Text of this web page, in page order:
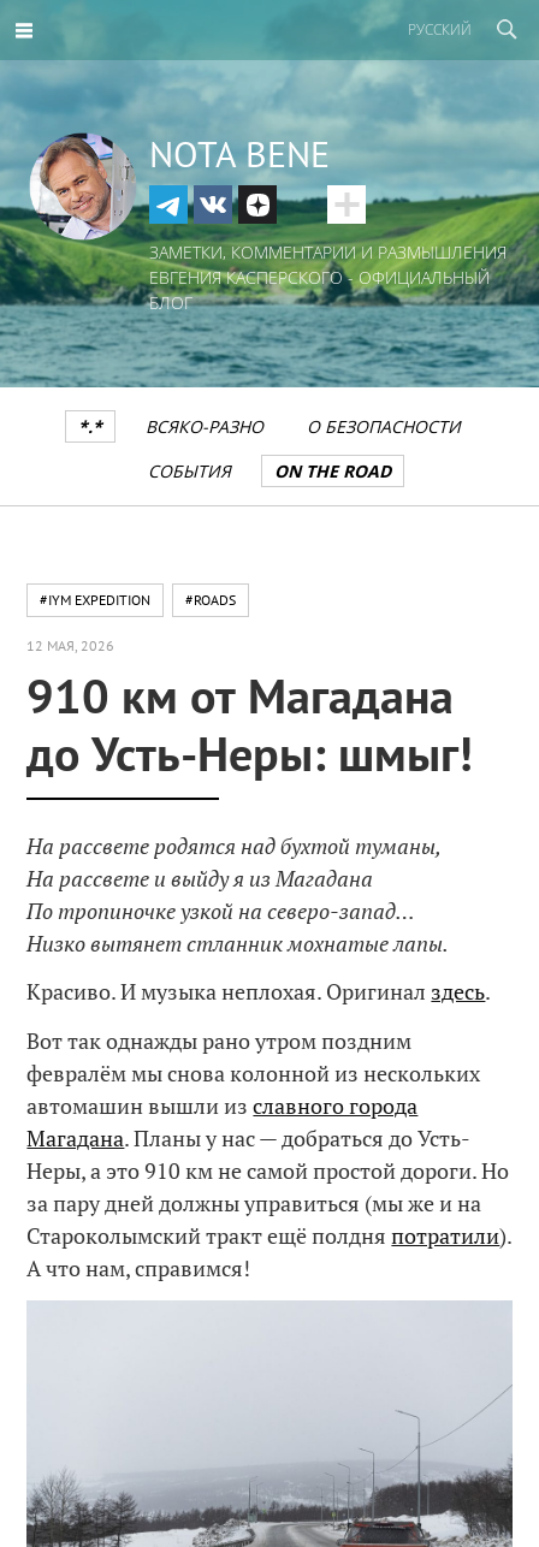
РУССКИЙ
NOTA BENE
ЗАМЕТКИ, КОММЕНТАРИИ И РАЗМЫШЛЕНИЯ
ЕВГЕНИЯ КАСПЕРСКОГО - ОФИЦИАЛЬНЫЙ
БЛОГ
*.* ВСЯКО-РАЗНО
О БЕЗОПАСНОСТИ
СОБЫТИЯ
ON THE ROAD
#IYM EXPEDITION #ROADS
12 МАЯ, 2026
910 км от Магадана
до Усть-Неры: шмыг!
На рассвете родятся над бухтой туманы,
На рассвете и выйду я из Магадана
По тропиночке узкой на северо-запад…
Низко вытянет стланник мохнатые лапы.
Красиво. И музыка неплохая. Оригинал здесь.
Вот так однажды рано утром поздним
февралём мы снова колонной из нескольких
автомашин вышли изславного города
Магадана. Планы у нас — добраться до Усть-
Неры, а это 910 км не самой простой дороги. Но
за пару дней должны управиться (мы же и на
Староколымский тракт ещё полдняпотратили).
А что нам, справимся!